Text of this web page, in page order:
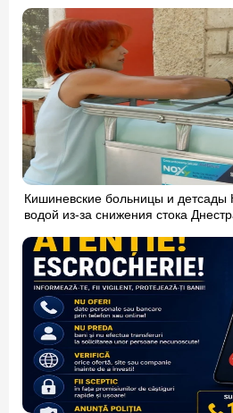
Кишиневские больницы и детсады
водой из-за снижения стока